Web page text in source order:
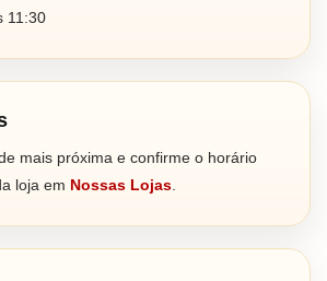
11:30
mais próxima e confirme o horário
loja em Nossas Lojas